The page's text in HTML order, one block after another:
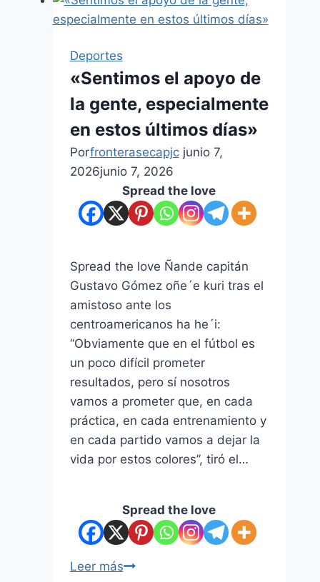
Deportes
«Sentimos el apoyo de
la gente, especialmente
en estos últimos días»
Porfronterasecapjc junio 7,
2026junio 7, 2026
Spread the love
Spread the love Ñande capitán
Gustavo Gómez oñe´e kuri tras el
amistoso ante los
centroamericanos ha he´i:
“Obviamente que en el fútbol es
un poco difícil prometer
resultados, pero sí nosotros
vamos a prometer que, en cada
práctica, en cada entrenamiento y
en cada partido vamos a dejar la
vida por estos colores”, tiró el…
Spread the love
Leer más